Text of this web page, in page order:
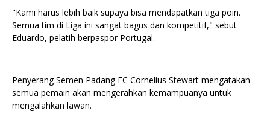
"Kami harus lebih baik supaya bisa mendapatkan tiga poin.
Semua tim di Liga ini sangat bagus dan kompetitif," sebut
Eduardo, pelatih berpaspor Portugal.
Penyerang Semen Padang FC Cornelius Stewart mengatakan
semua pemain akan mengerahkan kemampuanya untuk
mengalahkan lawan.